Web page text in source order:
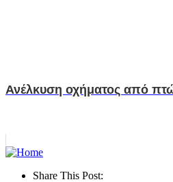
Ανέλκυση οχήματος από
Share This Post: